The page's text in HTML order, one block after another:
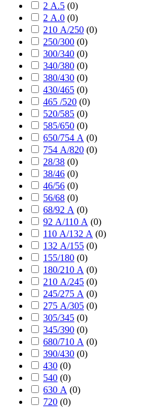
2 А.5 (0)
2 А.0 (0)
210 А/250 (0)
250/300 (0)
300/340 (0)
340/380 (0)
380/430 (0)
430/465 (0)
465 /520 (0)
520/585 (0)
585/650 (0)
650/754 А (0)
754 А/820 (0)
28/38 (0)
38/46 (0)
46/56 (0)
56/68 (0)
68/92 А (0)
92 А/110 А (0)
110 А/132 А (0)
132 А/155 (0)
155/180 (0)
180/210 А (0)
210 А/245 (0)
245/275 А (0)
275 А/305 (0)
305/345 (0)
345/390 (0)
680/710 А (0)
390/430 (0)
430 (0)
540 (0)
630 А (0)
720 (0)